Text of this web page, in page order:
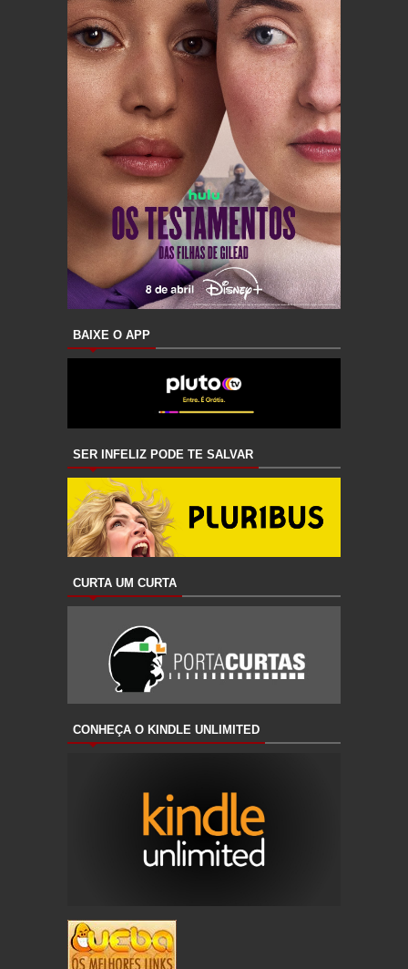
BAIXE O APP
SER INFELIZ PODE TE SALVAR
CURTA UM CURTA
CONHEÇA O KINDLE UNLIMITED